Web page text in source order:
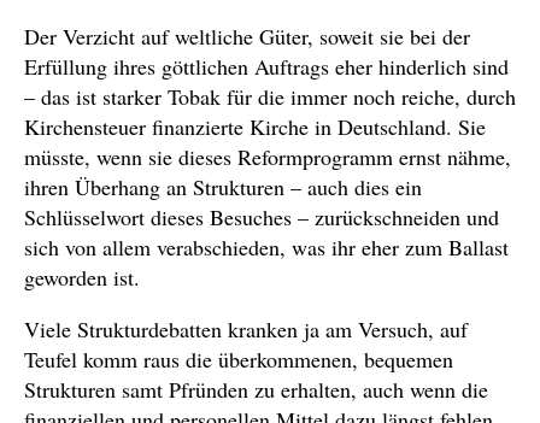
Der Verzicht auf weltliche Güter, soweit sie bei der
Erfüllung ihres göttlichen Auftrags eher hinderlich sind
– das ist starker Tobak für die immer noch reiche, durch
Kirchensteuer finanzierte Kirche in Deutschland. Sie
müsste, wenn sie dieses Reformprogramm ernst nähme,
ihren Überhang an Strukturen – auch dies ein
Schlüsselwort dieses Besuches – zurückschneiden und
sich von allem verabschieden, was ihr eher zum Ballast
geworden ist.
Viele Strukturdebatten kranken ja am Versuch, auf
Teufel komm raus die überkommenen, bequemen
Strukturen samt Pfründen zu erhalten, auch wenn die